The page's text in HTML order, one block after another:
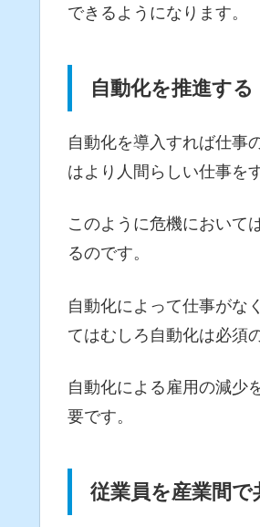
できるようになります。
自動化を推進する
自動化を導入すれば仕事
はより人間らしい仕事を
このように危機において
るのです。
自動化によって仕事がな
てはむしろ自動化は必須
自動化による雇用の減少
要です。
従業員を産業間で